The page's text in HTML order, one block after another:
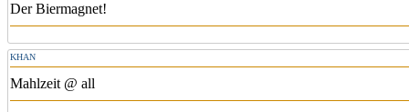
Der Biermagnet!
KHAN
Mahlzeit @ all